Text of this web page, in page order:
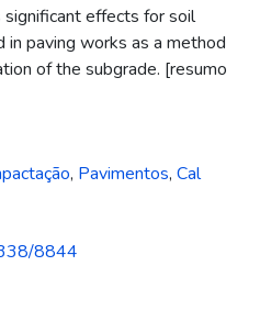
effects for soil
in paving works as a method
of the subgrade. [resumo
, Pavimentos, Cal
8844